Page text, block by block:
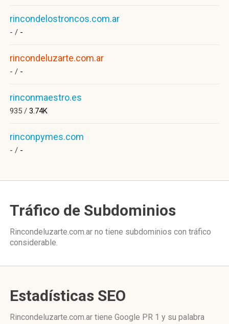
rincondelostroncos.com.ar
- / -
rincondeluzarte.com.ar
- / -
rinconmaestro.es
935 / 3.74K
rinconpymes.com
- / -
Tráfico de Subdominios
Rincondeluzarte.com.ar no tiene subdominios con tráfico
considerable.
Estadísticas SEO
Rincondeluzarte.com.ar tiene Google PR 1 y su palabra